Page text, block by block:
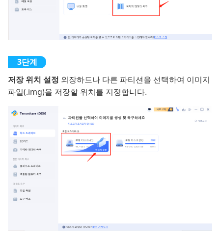
저장 위치 설정 외장하드나 다른 파티션을 선택하여 이미지
파일(.img)을 저장할 위치를 지정합니다.